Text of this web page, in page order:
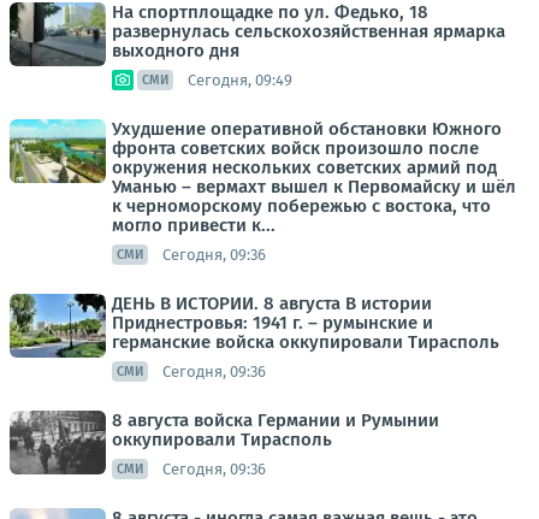
На спортплощадке по ул. Федько, 18
развернулась сельскохозяйственная ярмарка
выходного дня
СМИ Сегодня, 09:49
Ухудшение оперативной обстановки Южного
фронта советских войск произошло после
окружения нескольких советских армий под
Уманью – вермахт вышел к Первомайску и шёл
к черноморскому побережью с востока, что
могло привести к...
СМИ Сегодня, 09:36
ДЕНЬ В ИСТОРИИ. 8 августа В истории
Приднестровья: 1941 г. – румынские и
германские войска оккупировали Тирасполь
СМИ Сегодня, 09:36
8 августа войска Германии и Румынии
оккупировали Тирасполь
СМИ Сегодня, 09:36